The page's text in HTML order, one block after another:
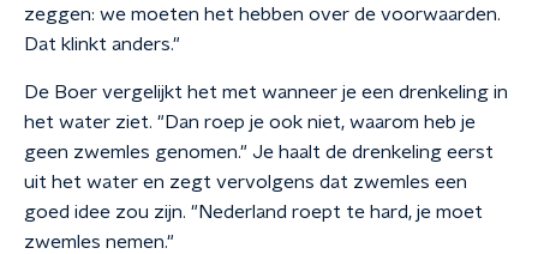
zeggen: we moeten het hebben over de voorwaarden.
Dat klinkt anders."
De Boer vergelijkt het met wanneer je een drenkeling in
het water ziet. "Dan roep je ook niet, waarom heb je
geen zwemles genomen." Je haalt de drenkeling eerst
uit het water en zegt vervolgens dat zwemles een
goed idee zou zijn. "Nederland roept te hard, je moet
zwemles nemen."